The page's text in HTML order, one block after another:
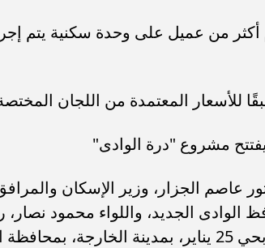
من عميل على وحدة سكنية يتم
للأسعار المعتمدة من اللجان
مشروع "درة الوادى"
عاصم الجزار، وزير الإسكان
الوادى الجديد، واللواء محمود
"درة الوادى"، بحي 25 يناير، بمدينة